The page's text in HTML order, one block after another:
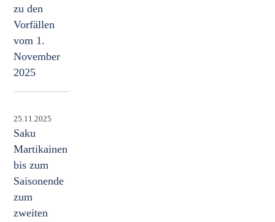
zu den
Vorfällen
vom 1.
November
2025
25.11.2025
Saku
Martikainen
bis zum
Saisonende
zum
zweiten